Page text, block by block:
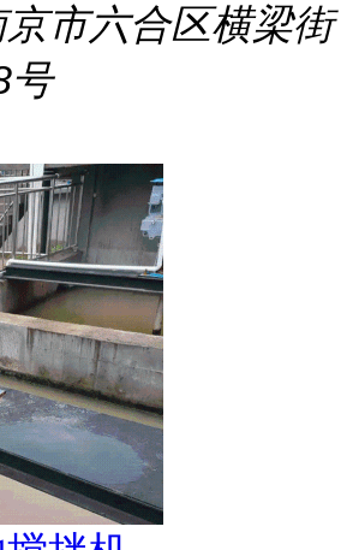
市六合区横梁街
号